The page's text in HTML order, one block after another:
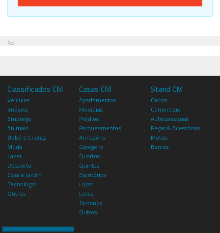
Pub
Classificados CM
Veículos
Imóveis
Emprego
Animais
Bebé e Criança
Moda
Lazer
Desporto
Casa e Jardim
Tecnologia
Outros
Casas CM
Apartamentos
Moradias
Prédios
Parqueamentos
Armazéns
Garagens
Quartos
Quintas
Escritórios
Lojas
Lotes
Terrenos
Outros
Stand CM
Carros
Comerciais
Autocaravanas
Peças & Acessórios
Motos
Barcos